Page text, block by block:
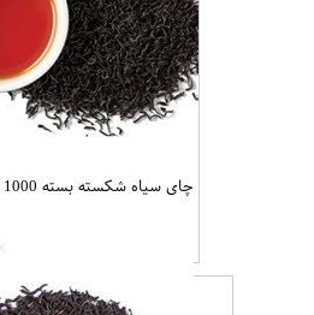
چای سیاه شکسته بسته 1000 گرمی برند سوفیا